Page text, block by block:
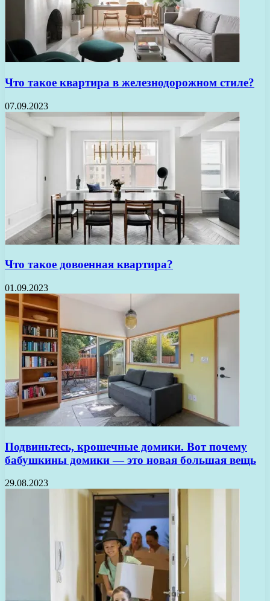
Что такое квартира в железнодорожном стиле?
07.09.2023
Что такое довоенная квартира?
01.09.2023
Подвиньтесь, крошечные домики. Вот почему
бабушкины домики — это новая большая вещь
29.08.2023